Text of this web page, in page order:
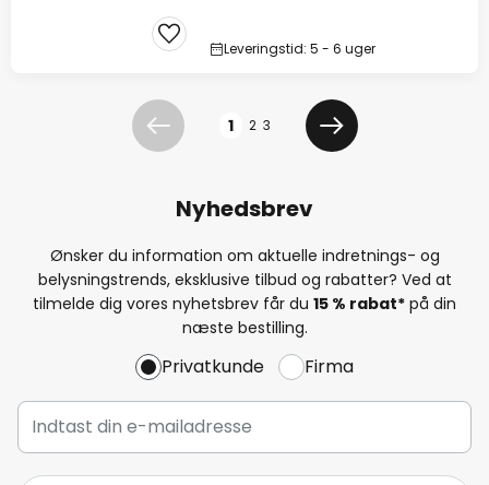
Leveringstid: 5 - 6 uger
Forrige 1 2 3
Næste
Nyhedsbrev
Ønsker du information om aktuelle indretnings- og
belysningstrends, eksklusive tilbud og rabatter? Ved at
tilmelde dig vores nyhetsbrev får du 15 % rabat* på din
næste bestilling.
Privatkunde Firma